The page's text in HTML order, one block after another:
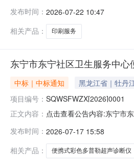
13945375927供应商(乙方
发布时间： 2026-07-22 10:47
相关产品：
印刷服务
东宁市东宁社区卫生服务中
中标｜中标通知 黑龙江省｜牡丹
项目编号： SQWSFWZX[2026]0001
正文内容： 点击查看公告内容:东宁市
发布时间： 2026-07-17 15:58
相关产品：
便携式彩色多普勒超声诊断仪